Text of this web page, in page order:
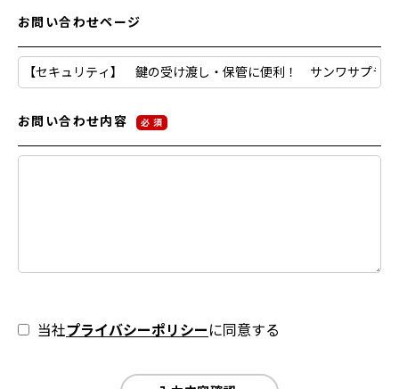
お問い合わせページ
お問い合わせ内容 必 須
当社プライバシーポリシーに同意する